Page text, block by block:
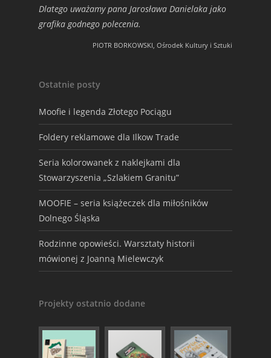
Dlatego uważamy pana Jarosława Danielaka jako
grafika godnego polecenia.
PIOTR BORKOWSKI, Ośrodek Kultury i Sztuki
Ostatnie posty
Moofie i legenda Złotego Pociągu
Foldery reklamowe dla Ilkow Trade
Seria kolorowanek z naklejkami dla
Stowarzyszenia „Szlakiem Granitu”
MOOFIE – seria książeczek dla miłośników
Dolnego Śląska
Rodzinne opowieści. Warsztaty historii
mówionej z Joanną Mielewczyk
Projekty ostatnio dodane